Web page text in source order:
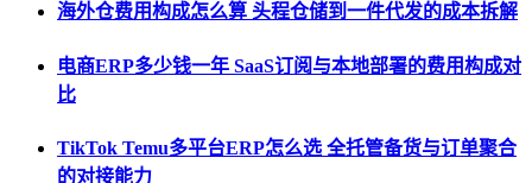
海外仓费用构成怎么算 头程仓储到一件代发的成本拆解
电商ERP多少钱一年 SaaS订阅与本地部署的费用构成对
比
TikTok Temu多平台ERP怎么选 全托管备货与订单聚合
的对接能力